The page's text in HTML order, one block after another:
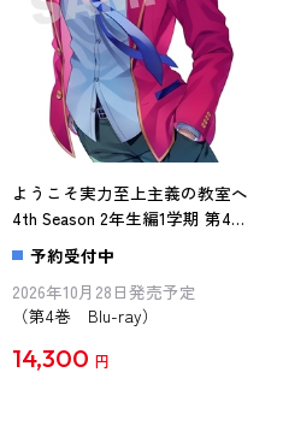
ようこそ実力至上主義の教室へ
4th Season 2年生編1学期 第4巻
Blu-ray
予約受付中
2026年10月28日発売予定
（第4巻 Blu-ray）
14,300 円